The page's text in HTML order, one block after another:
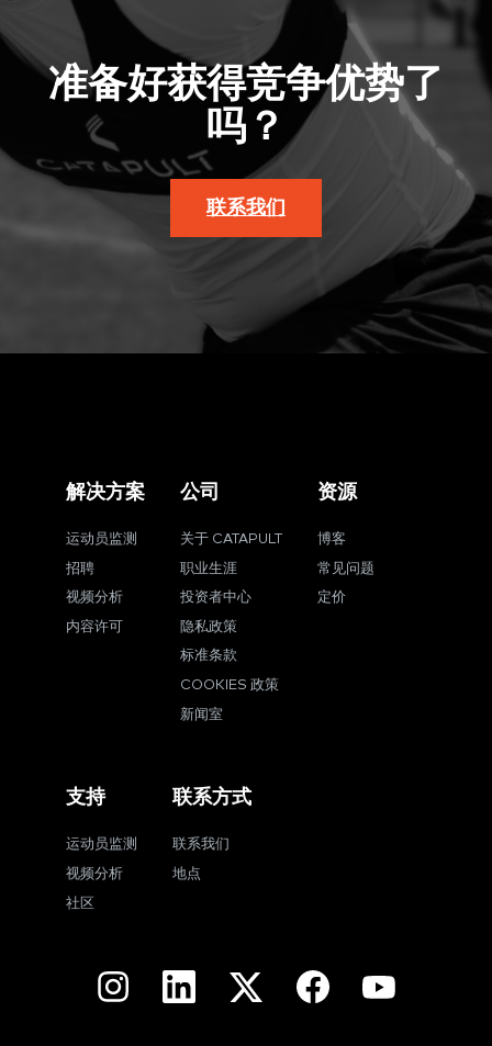
准备好获得竞争优势了
吗？
联系我们
解决方案
运动员监测
招聘
视频分析
内容许可
公司
关于 CATAPULT
职业生涯
投资者中心
隐私政策
标准条款
COOKIES 政策
新闻室
资源
博客
常见问题
定价
支持
运动员监测
视频分析
社区
联系方式
联系我们
地点